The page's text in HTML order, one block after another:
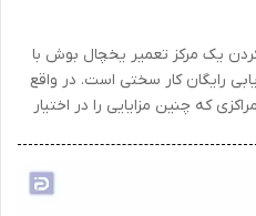
یک مرکز تعمیر یخچال بوش با
رایگان کار سختی است. در واقع
که چنین مزایایی را در اختیار